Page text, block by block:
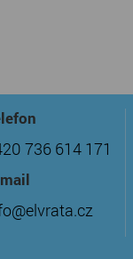
736 614 171